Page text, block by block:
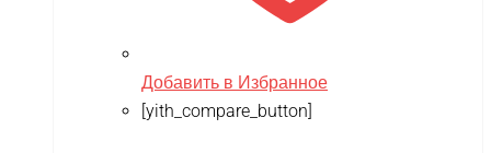
Добавить в Избранное
[yith_compare_button]